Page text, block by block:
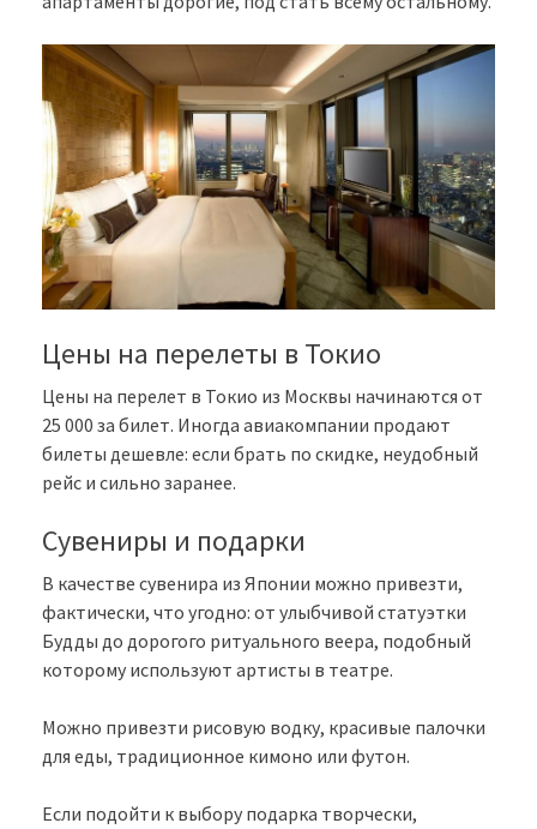
Цены на перелеты в Токио
Цены на перелет в Токио из Москвы начинаются от
25 000 за билет. Иногда авиакомпании продают
билеты дешевле: если брать по скидке, неудобный
рейс и сильно заранее.
Сувениры и подарки
В качестве сувенира из Японии можно привезти,
фактически, что угодно: от улыбчивой статуэтки
Будды до дорогого ритуального веера, подобный
которому используют артисты в театре.
Можно привезти рисовую водку, красивые палочки
для еды, традиционное кимоно или футон.
Если подойти к выбору подарка творчески,